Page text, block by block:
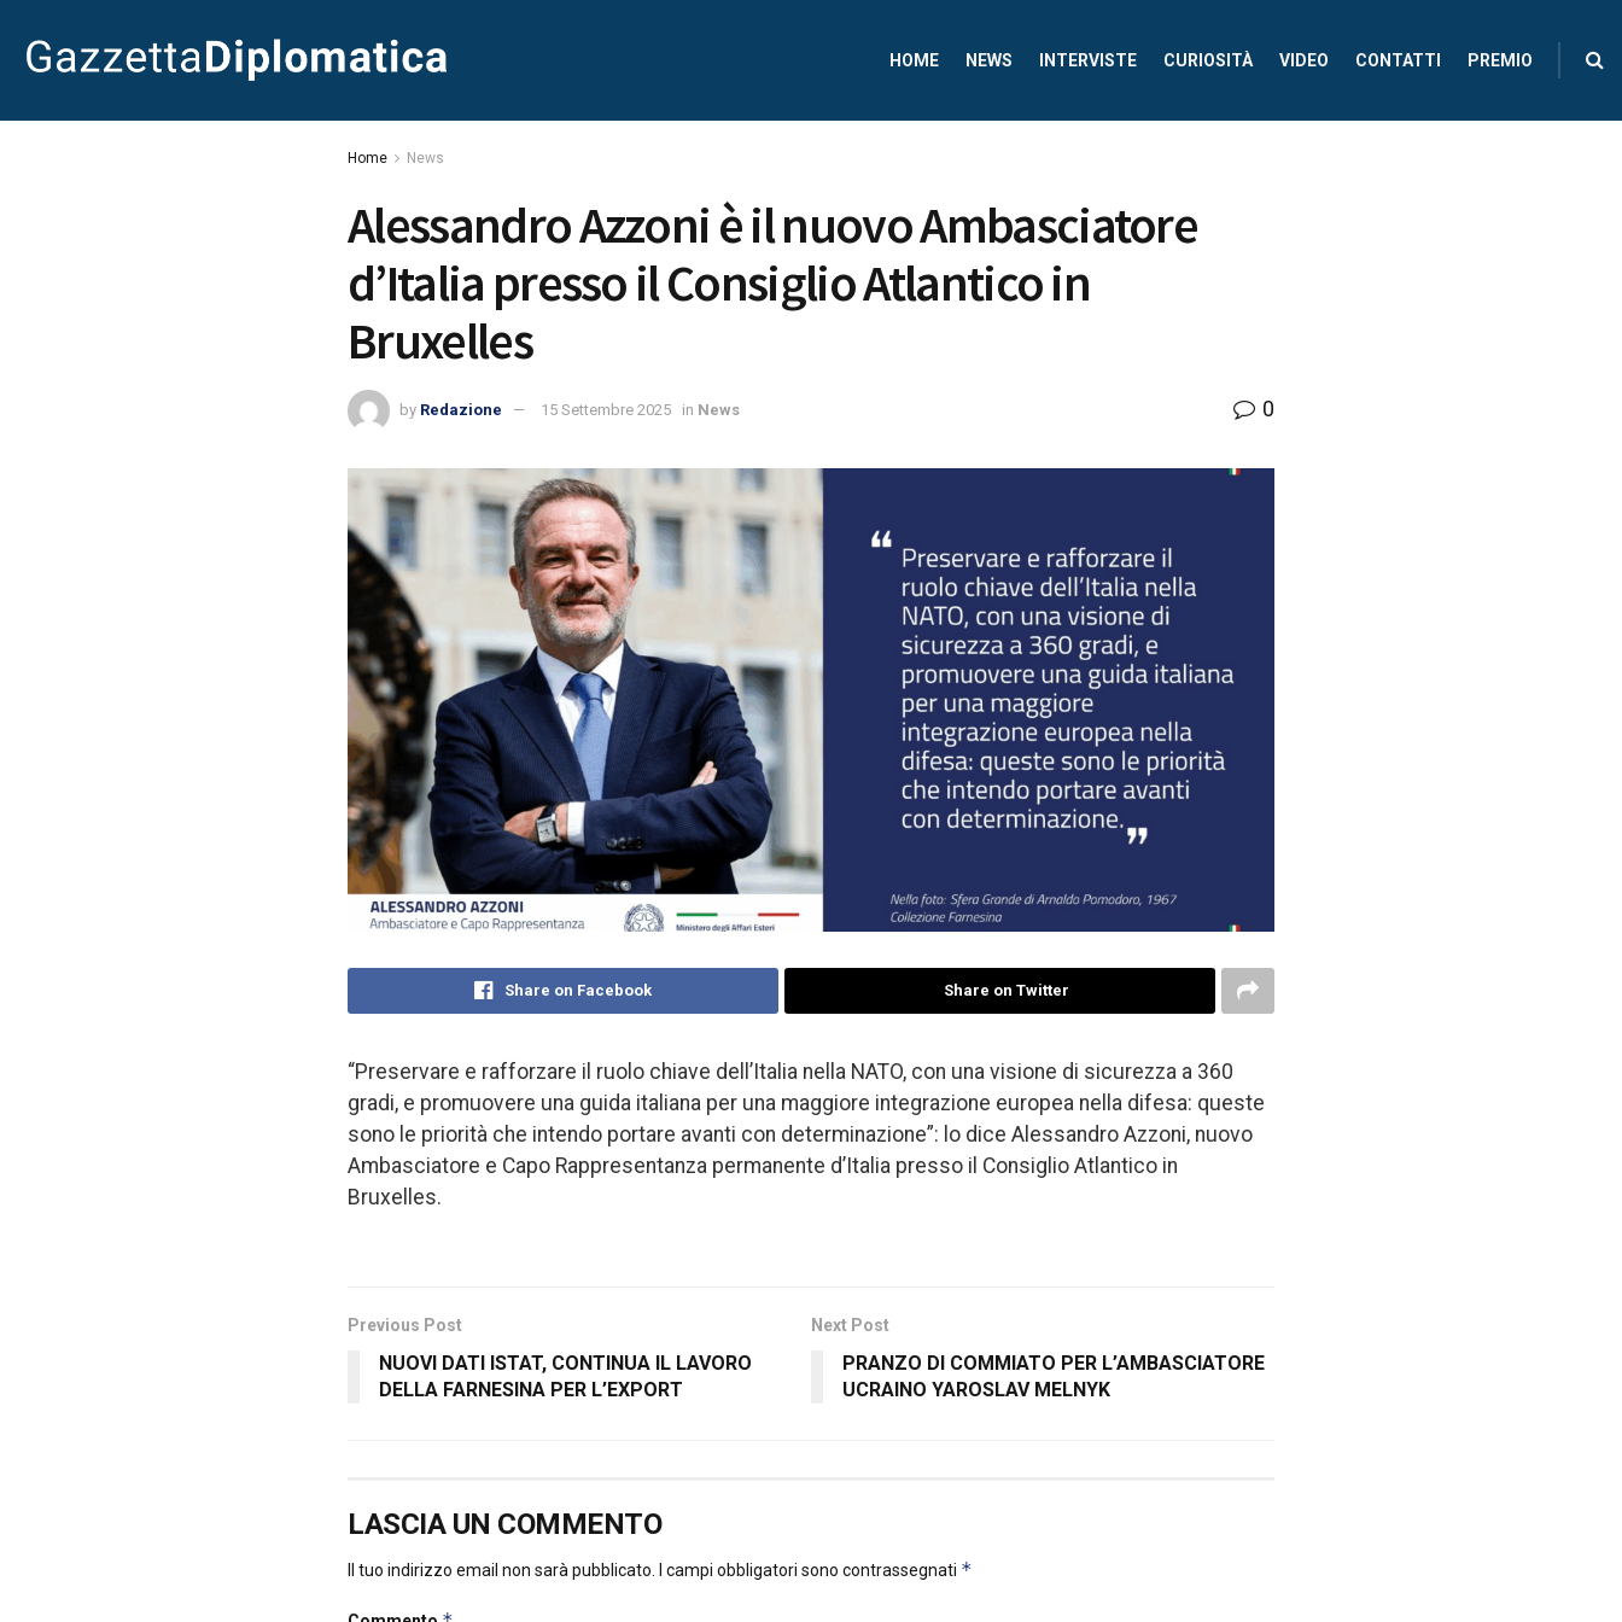
HOME NEWS INTERVISTE CURIOSITÀ VIDEO CONTATTI PREMIO
Home News
Alessandro Azzoni è il nuovo Ambasciatore
d’Italia presso il Consiglio Atlantico in
Bruxelles
by Redazione 15 Settembre 2025 in News 0
Share on Facebook Share on Twitter
“Preservare e rafforzare il ruolo chiave dell’Italia nella NATO, con una visione di sicurezza a 360
gradi, e promuovere una guida italiana per una maggiore integrazione europea nella difesa: queste
sono le priorità che intendo portare avanti con determinazione”: lo dice Alessandro Azzoni, nuovo
Ambasciatore e Capo Rappresentanza permanente d’Italia presso il Consiglio Atlantico in
Bruxelles.
Previous Post
NUOVI DATI ISTAT, CONTINUA IL LAVORO
DELLA FARNESINA PER L’EXPORT
Next Post
PRANZO DI COMMIATO PER L’AMBASCIATORE
UCRAINO YAROSLAV MELNYK
LASCIA UN COMMENTO
Il tuo indirizzo email non sarà pubblicato. I campi obbligatori sono contrassegnati *